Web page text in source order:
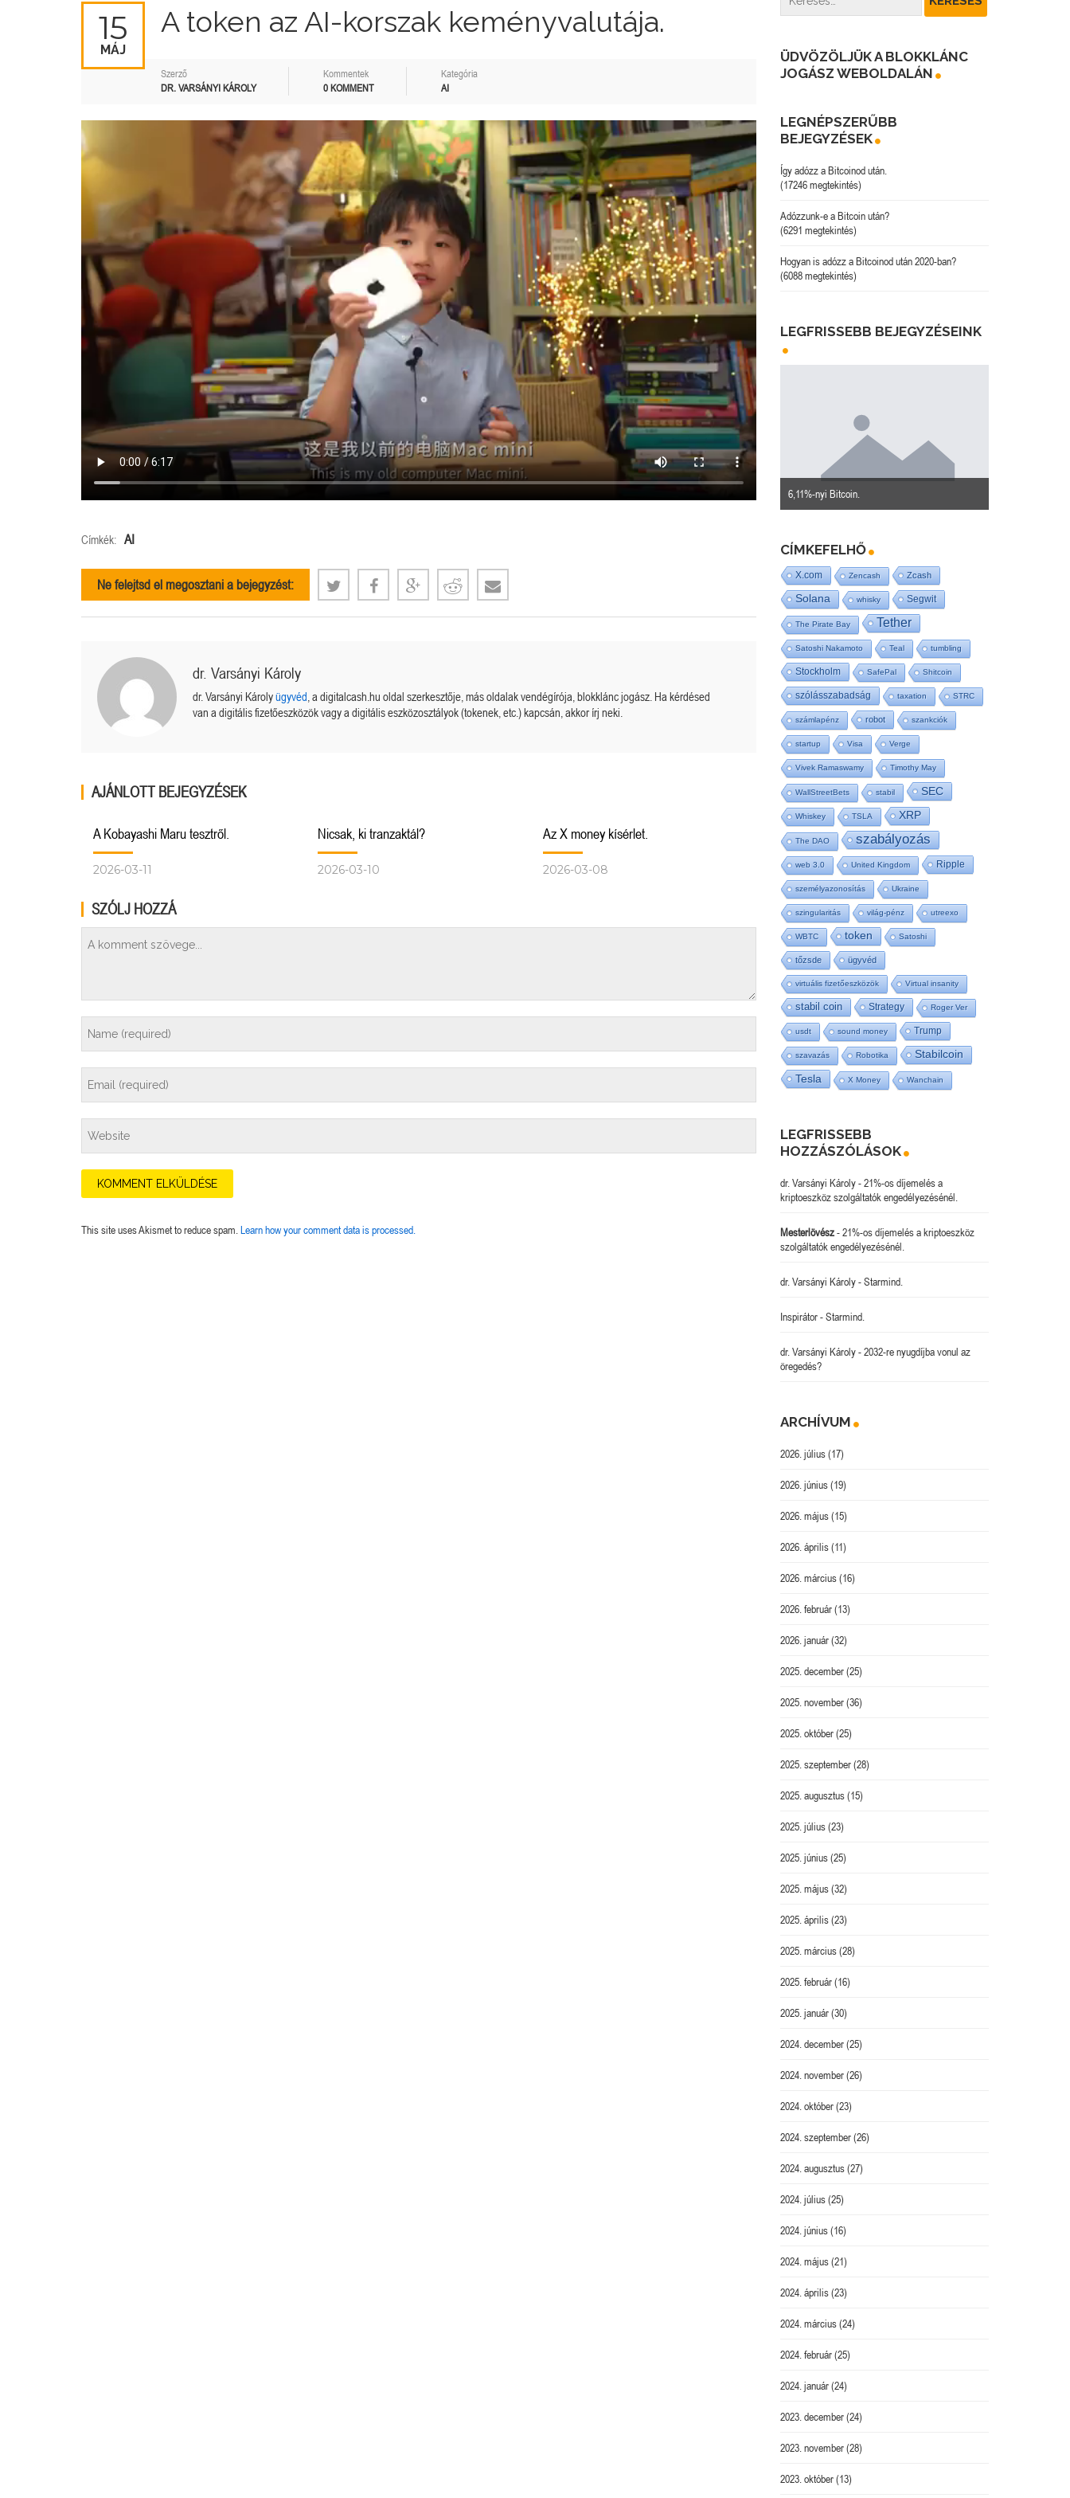
15
MÁJ
A token az AI-korszak keményvalutája.
Szerző
DR. VARSÁNYI KÁROLY
Kommentek
0 KOMMENT
Kategória
AI
Címkék: AI
Ne felejtsd el megosztani a bejegyzést:
dr. Varsányi Károly
dr. Varsányi Károlyügyvéd , a digitalcash.hu oldal szerkesztője, más oldalak vendégírója, blokklánc jogász. Ha kérdésed
van a digitális fizetőeszközök vagy a digitális eszközosztályok (tokenek, etc.) kapcsán, akkor írj neki.
AJÁNLOTT BEJEGYZÉSEK
A Kobayashi Maru tesztről.
2026-03-11
Nicsak, ki tranzaktál?
2026-03-10
Az X money kísérlet.
2026-03-08
SZÓLJ HOZZÁ
This site uses Akismet to reduce spam. Learn how your comment data is processed.
ÜDVÖZÖLJÜK A BLOKKLÁNC
JOGÁSZ WEBOLDALÁN
LEGNÉPSZERŰBB
BEJEGYZÉSEK
Így adózz a Bitcoinod után.
(17246 megtekintés)
Adózzunk-e a Bitcoin után?
(6291 megtekintés)
Hogyan is adózz a Bitcoinod után 2020-ban?
(6088 megtekintés)
LEGFRISSEBB BEJEGYZÉSEINK
Új társadalmi szerződés, avagy termelékenység
6,11%-nyi Bitcoin.
CÍMKEFELHŐ
X.com Zencash Zcash
Solana whisky Segwit
The Pirate Bay Tether
Satoshi Nakamoto Teal tumbling
Stockholm SafePal Shitcoin
szólásszabadság taxation STRC
számlapénz robot szankciók
startup Visa Verge
Vivek Ramaswamy Timothy May
WallStreetBets stabil SEC
Whiskey TSLA XRP
The DAO szabályozás
web 3.0 United Kingdom Ripple
személyazonosítás Ukraine
szingularitás világ-pénz utreexo
WBTC token Satoshi
tőzsde ügyvéd
virtuális fizetőeszközök Virtual insanity
stabil coin Strategy Roger Ver
usdt sound money Trump
szavazás Robotika Stabilcoin
Tesla X Money Wanchain
LEGFRISSEBB
HOZZÁSZÓLÁSOK
dr. Varsányi Károly-21%-os díjemelés a
kriptoeszköz szolgáltatók engedélyezésénél.
Mesterlövész-21%-os díjemelés a kriptoeszköz
szolgáltatók engedélyezésénél.
dr. Varsányi Károly-Starmind.
Inspirátor-Starmind.
dr. Varsányi Károly-2032-re nyugdíjba vonul az
öregedés?
ARCHÍVUM
2026. július(17)
2026. június(19)
2026. május(15)
2026. április(11)
2026. március(16)
2026. február(13)
2026. január(32)
2025. december(25)
2025. november(36)
2025. október(25)
2025. szeptember(28)
2025. augusztus(15)
2025. július(23)
2025. június(25)
2025. május(32)
2025. április(23)
2025. március(28)
2025. február(16)
2025. január(30)
2024. december(25)
2024. november(26)
2024. október(23)
2024. szeptember(26)
2024. augusztus(27)
2024. július(25)
2024. június(16)
2024. május(21)
2024. április(23)
2024. március(24)
2024. február(25)
2024. január(24)
2023. december(24)
2023. november(28)
2023. október(13)